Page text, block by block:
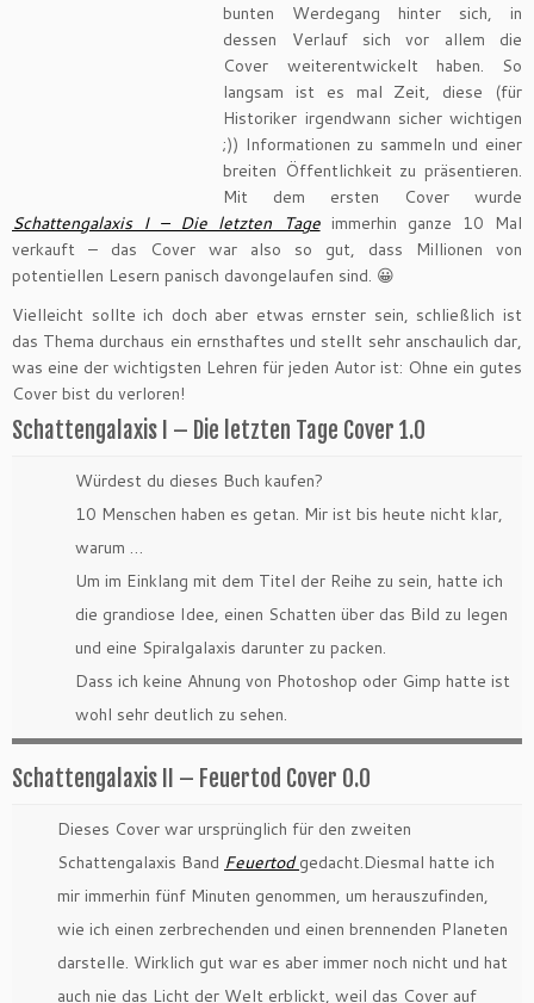
bunten Werdegang hinter sich, in
dessen Verlauf sich vor allem die
Cover weiterentwickelt haben. So
langsam ist es mal Zeit, diese (für
Historiker irgendwann sicher wichtigen
;)) Informationen zu sammeln und einer
breiten Öffentlichkeit zu präsentieren.
Mit dem ersten Cover wurde
Schattengalaxis I – Die letzten Tageimmerhin ganze 10 Mal
verkauft – das Cover war also so gut, dass Millionen von
potentiellen Lesern panisch davongelaufen sind. 😀
Vielleicht sollte ich doch aber etwas ernster sein, schließlich ist
das Thema durchaus ein ernsthaftes und stellt sehr anschaulich dar,
was eine der wichtigsten Lehren für jeden Autor ist: Ohne ein gutes
Cover bist du verloren!
Schattengalaxis I – Die letzten Tage Cover 1.0
Würdest du dieses Buch kaufen?
10 Menschen haben es getan. Mir ist bis heute nicht klar,
warum …
Um im Einklang mit dem Titel der Reihe zu sein, hatte ich
die grandiose Idee, einen Schatten über das Bild zu legen
und eine Spiralgalaxis darunter zu packen.
Dass ich keine Ahnung von Photoshop oder Gimp hatte ist
wohl sehr deutlich zu sehen.
Schattengalaxis II – Feuertod Cover 0.0
Dieses Cover war ursprünglich für den zweiten
Schattengalaxis Band Feuertod gedacht.Diesmal hatte ich
mir immerhin fünf Minuten genommen, um herauszufinden,
wie ich einen zerbrechenden und einen brennenden Planeten
darstelle. Wirklich gut war es aber immer noch nicht und hat
auch nie das Licht der Welt erblickt, weil das Cover auf